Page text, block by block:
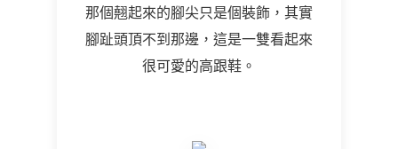
那個翹起來的腳尖只是個裝飾，其實
腳趾頭頂不到那邊，這是一雙看起來
很可愛的高跟鞋。